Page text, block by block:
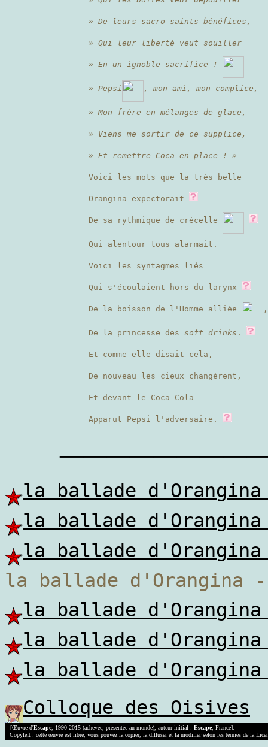
» De leurs sacro-saints bénéfices,
» Qui leur liberté veut souiller
» En un ignoble sacrifice !
» Pepsi , mon ami, mon complice,
» Mon frère en mélanges de glace,
» Viens me sortir de ce supplice,
» Et remettre Coca en place ! »
Voici les mots que la très belle
Orangina expectorait
De sa rythmique de crécelle
Qui alentour tous alarmait.
Voici les syntagmes liés
Qui s'écoulaient hors du larynx
De la boisson de l'Homme alliée ,
De la princesse des soft drinks .
Et comme elle disait cela,
De nouveau les cieux changèrent,
Et devant le Coca-Cola
Apparut Pepsi l'adversaire.
la ballade
la ballade
la ballade
la ballade d'Orangina
la ballade
la ballade
la ballade
Colloque des Oisives
[Œuvre d'Escape, 1990-2015 (achevée, présentée au monde), auteur initial :Escape, France].
Copyleft : cette œuvre est libre, vous pouvez la copier, la diffuser et la modifier selon les termes de la